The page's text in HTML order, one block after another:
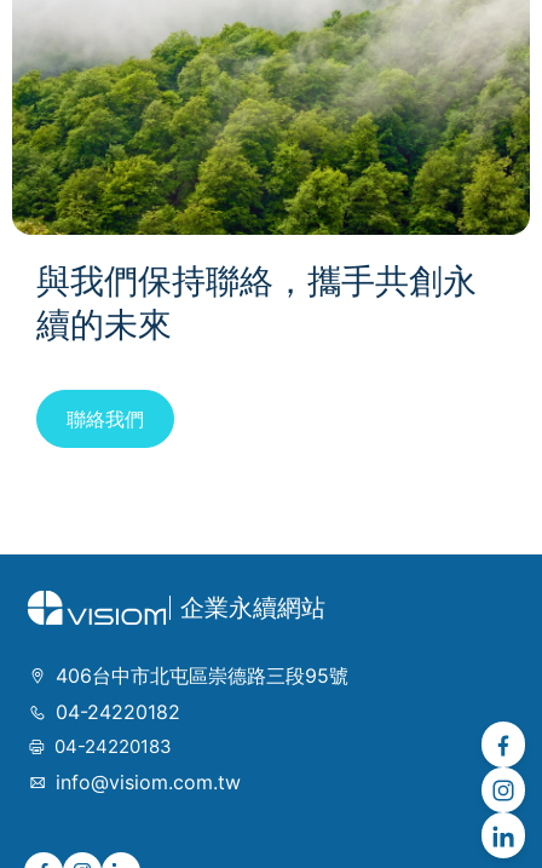
與我們保持聯絡，攜手共創永
續的未來
聯絡我們
企業永續網站
406台中市北屯區崇德路三段95號
04-24220182
04-24220183
info@visiom.com.tw